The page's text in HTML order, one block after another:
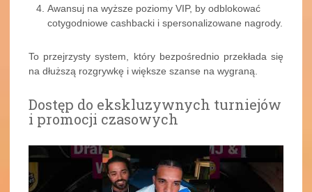
Awansuj na wyższe poziomy VIP, by odblokować
cotygodniowe cashbacki i spersonalizowane nagrody.
To przejrzysty system, który bezpośrednio przekłada się
na dłuższą rozgrywkę i większe szanse na wygraną.
Dostęp do ekskluzywnych turniejów
i promocji czasowych